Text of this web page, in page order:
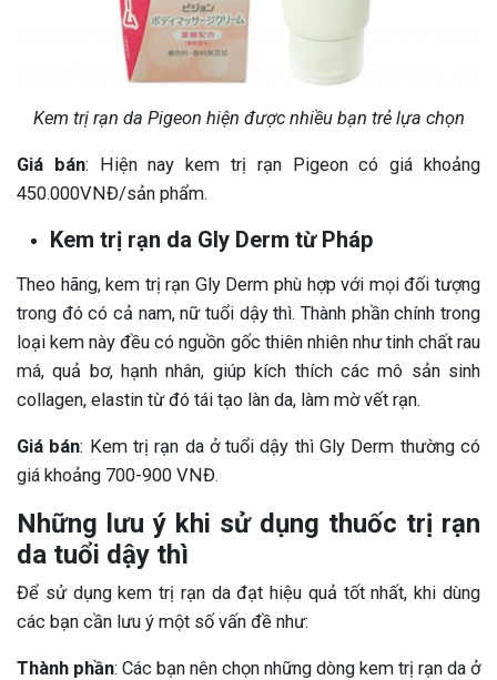
Kem trị rạn da Pigeon hiện được nhiều bạn trẻ lựa chọn
Giá bán: Hiện nay kem trị rạn Pigeon có giá khoảng
450.000VNĐ/sản phẩm.
Kem trị rạn da Gly Derm từ Pháp
Theo hãng, kem trị rạn Gly Derm phù hợp với mọi đối tượng
trong đó có cả nam, nữ tuổi dậy thì. Thành phần chính trong
loại kem này đều có nguồn gốc thiên nhiên như tinh chất rau
má, quả bơ, hạnh nhân, giúp kích thích các mô sản sinh
collagen, elastin từ đó tái tạo làn da, làm mờ vết rạn.
Giá bán: Kem trị rạn da ở tuổi dậy thì Gly Derm thường có
giá khoảng 700-900 VNĐ.
Những lưu ý khi sử dụng thuốc trị rạn
da tuổi dậy thì
Để sử dụng kem trị rạn da đạt hiệu quả tốt nhất, khi dùng
các bạn cần lưu ý một số vấn đề như:
Thành phần: Các bạn nên chọn những dòng kem trị rạn da ở